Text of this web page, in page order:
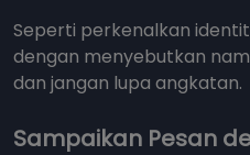
Seperti perkenalkan
dengan menyebutkan
dan jangan lupa angkatan.
Sampaikan Pesan